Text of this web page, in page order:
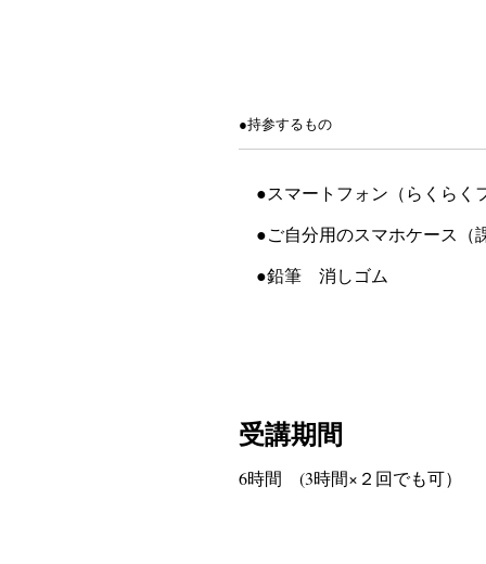
●持参するもの
●スマートフォン（らくらく
●ご自分用のスマホケース（
●鉛筆 消しゴム
受講期間
6時間 (3時間×２回でも可）